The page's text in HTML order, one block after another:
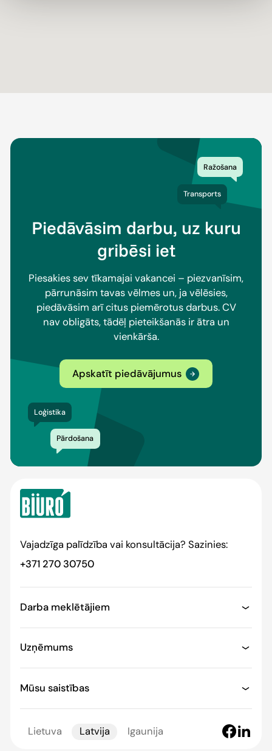
Piedāvāsim darbu, uz kuru
gribēsi iet
Piesakies sev tīkamajai vakancei – piezvanīsim,
pārrunāsim tavas vēlmes un, ja vēlēsies,
piedāvāsim arī citus piemērotus darbus. CV
nav obligāts, tādēļ pieteikšanās ir ātra un
vienkārša.
Apskatīt piedāvājumus
Transports
Ražošana
Loģistika
Pārdošana
Vajadzīga palīdzība vai konsultācija? Sazinies:
+371 270 30750
Darba meklētājiem
Uzņēmums
Mūsu saistības
Lietuva Latvija Igaunija